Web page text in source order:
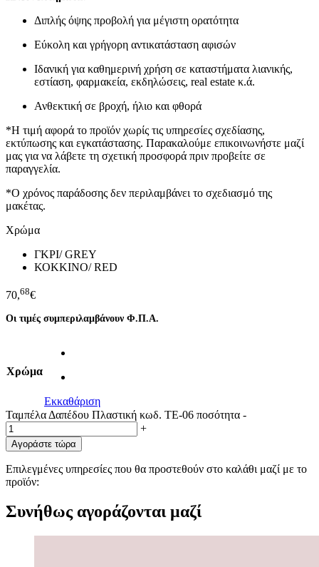
Διπλής όψης προβολή για μέγιστη ορατότητα
Εύκολη και γρήγορη αντικατάσταση αφισών
Ιδανική για καθημερινή χρήση σε καταστήματα λιανικής,
εστίαση, φαρμακεία, εκδηλώσεις, real estate κ.ά.
Ανθεκτική σε βροχή, ήλιο και φθορά
*Η τιμή αφορά το προϊόν χωρίς τις υπηρεσίες σχεδίασης,
εκτύπωσης και εγκατάστασης. Παρακαλούμε επικοινωνήστε μαζί
μας για να λάβετε τη σχετική προσφορά πριν προβείτε σε
παραγγελία.
*Ο χρόνος παράδοσης δεν περιλαμβάνει το σχεδιασμό της
μακέτας.
Χρώμα
ΓΚΡΙ/ GREY
ΚΟΚΚΙΝΟ/ RED
70,68€
Οι τιμές συμπεριλαμβάνουν Φ.Π.Α.
Χρώμα
Εκκαθάριση
Ταμπέλα Δαπέδου Πλαστική κωδ. TE-06 ποσότητα -
+
Αγοράστε τώρα
Επιλεγμένες υπηρεσίες που θα προστεθούν στο καλάθι μαζί με το
προϊόν:
Συνήθως αγοράζονται μαζί